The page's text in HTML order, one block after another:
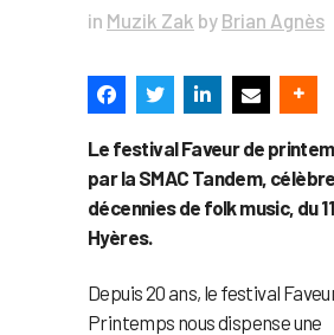
in Muzik Zak by Brian Agnès
Le festival Faveur de
par la SMAC Tandem,
décennies de folk music, du
Hyères.
Depuis 20 ans, le festival
Printemps nous dispense une